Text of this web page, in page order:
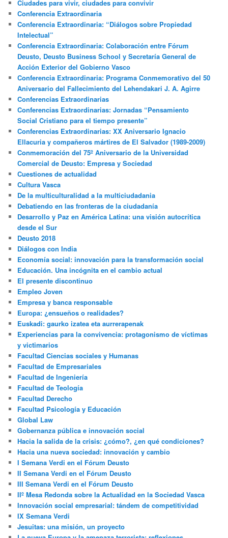
Ciudades para vivir, ciudades para convivir
Conferencia Extraordinaria
Conferencia Extraordinaria: “Diálogos sobre Propiedad
Intelectual”
Conferencia Extraordinaria: Colaboración entre Fórum
Deusto, Deusto Business School y Secretaría General de
Acción Exterior del Gobierno Vasco
Conferencia Extraordinaria: Programa Conmemorativo del 50
Aniversario del Fallecimiento del Lehendakari J. A. Agirre
Conferencias Extraordinarias
Conferencias Extraordinarias: Jornadas “Pensamiento
Social Cristiano para el tiempo presente”
Conferencias Extraordinarias: XX Aniversario Ignacio
Ellacuria y compañeros mártires de El Salvador (1989-2009)
Conmemoración del 75º Aniversario de la Universidad
Comercial de Deusto: Empresa y Sociedad
Cuestiones de actualidad
Cultura Vasca
De la multiculturalidad a la multiciudadania
Debatiendo en las fronteras de la ciudadanía
Desarrollo y Paz en América Latina: una visión autocrítica
desde el Sur
Deusto 2018
Diálogos con India
Economía social: innovación para la transformación social
Educación. Una incógnita en el cambio actual
El presente discontinuo
Empleo Joven
Empresa y banca responsable
Europa: ¿ensueños o realidades?
Euskadi: gaurko izatea eta aurrerapenak
Experiencias para la convivencia: protagonismo de víctimas
y victimarios
Facultad Ciencias sociales y Humanas
Facultad de Empresariales
Facultad de Ingeniería
Facultad de Teología
Facultad Derecho
Facultad Psicología y Educación
Global Law
Gobernanza pública e innovación social
Hacia la salida de la crisis: ¿cómo?, ¿en qué condiciones?
Hacia una nueva sociedad: innovación y cambio
I Semana Verdi en el Fórum Deusto
II Semana Verdi en el Fórum Deusto
III Semana Verdi en el Fórum Deusto
IIº Mesa Redonda sobre la Actualidad en la Sociedad Vasca
Innovación social empresarial: tándem de competitividad
IX Semana Verdi
Jesuitas: una misión, un proyecto